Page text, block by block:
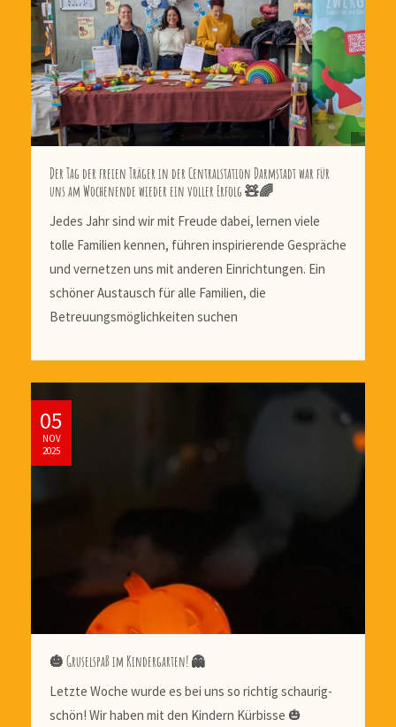
Der Tag der freien Träger in der Centralstation Darmstadt war für
uns am Wochenende wieder ein voller Erfolg 🧸🌈
Jedes Jahr sind wir mit Freude dabei, lernen viele
tolle Familien kennen, führen inspirierende Gespräche
und vernetzen uns mit anderen Einrichtungen. Ein
schöner Austausch für alle Familien, die
Betreuungsmöglichkeiten suchen
05
NOV
2025
🎃 Gruselspaß im Kindergarten! 👻
Letzte Woche wurde es bei uns so richtig schaurig-
schön! Wir haben mit den Kindern Kürbisse 🎃